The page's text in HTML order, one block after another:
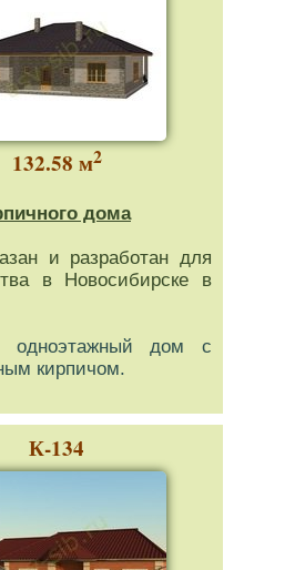
132.58 м2
дома
и разработан для
в Новосибирске в
одноэтажный дом с
кирпичом.
К-134